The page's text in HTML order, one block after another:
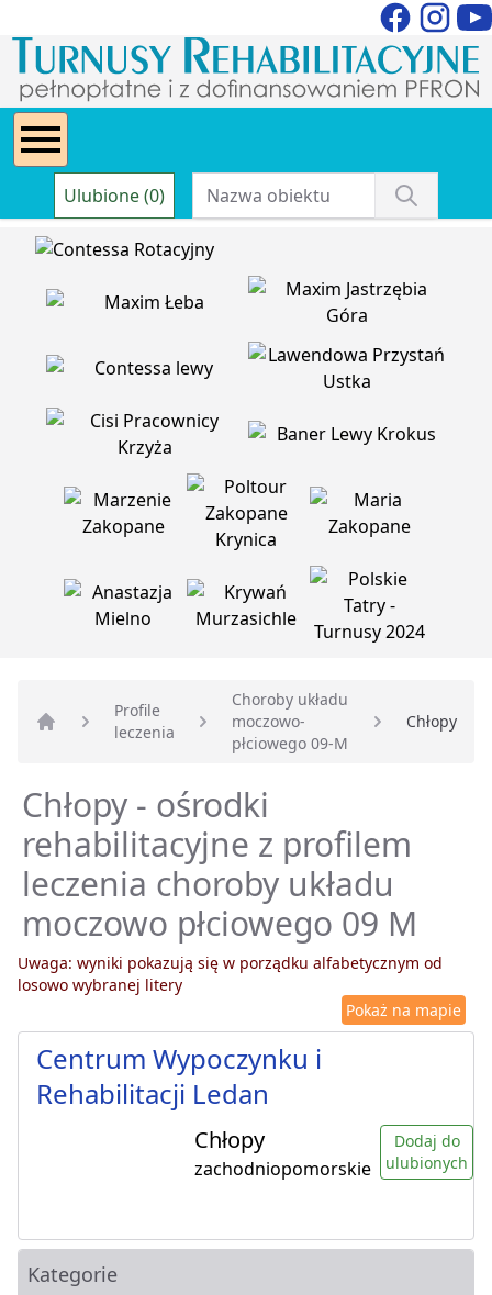
Ulubione (0)
Strona główna
Profile
leczenia
Choroby układu
moczowo-
płciowego 09-M
Chłopy
Chłopy - ośrodki
rehabilitacyjne z profilem
leczenia choroby układu
moczowo płciowego 09 M
Uwaga: wyniki pokazują się w porządku alfabetycznym od
losowo wybranej litery
Pokaż na mapie
Centrum Wypoczynku i
Rehabilitacji Ledan
Chłopy
zachodniopomorskie
Dodaj do
ulubionych
Kategorie